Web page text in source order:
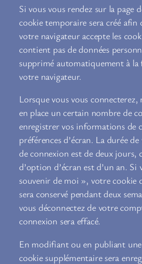
Si vous vous rendez sur la page
cookie temporaire sera créé afin
votre navigateur accepte les
contient pas de données
supprimé automatiquement à la
votre navigateur.
Lorsque vous vous
en place un certain nombre de
enregistrer vos informations de
préférences d’écran. La durée
de connexion est de deux jours,
d’option d’écran est d’un an. Si
souvenir de moi », votre cookie
sera conservé pendant deux
vous déconnectez de votre
connexion sera effacé.
En modifiant ou en publiant
cookie supplémentaire sera